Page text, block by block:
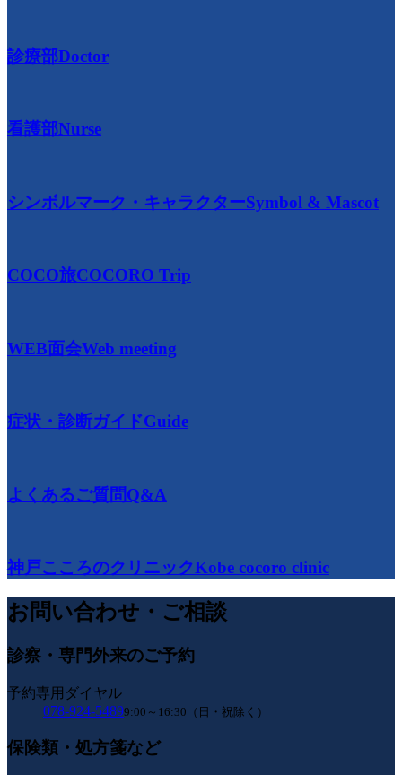
診療部Doctor
看護部Nurse
シンボルマーク・キャラクターSymbol & Mascot
COCO旅COCORO Trip
WEB面会Web meeting
症状・診断ガイドGuide
よくあるご質問Q&A
神戸こころのクリニックKobe cocoro clinic
お問い合わせ・ご相談
診察・専門外来のご予約
予約専用ダイヤル
078-924-54899:00～16:30（日・祝除く）
保険類・処方箋など